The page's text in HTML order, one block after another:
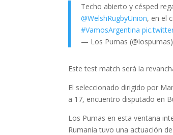
Techo abierto y césped
@WelshRugbyUnion, en el
#VamosArgentina
— Los Pumas (@lospumas)
Este test match será la
El seleccionado dirigido por
a 17, encuentro disputado en
Los Pumas en esta ventana
Rumania tuvo una actuación